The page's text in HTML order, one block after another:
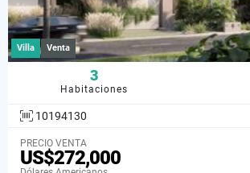
Villa Venta
3
Habitaciones
10194130
PRECIO VENTA
US$272,000